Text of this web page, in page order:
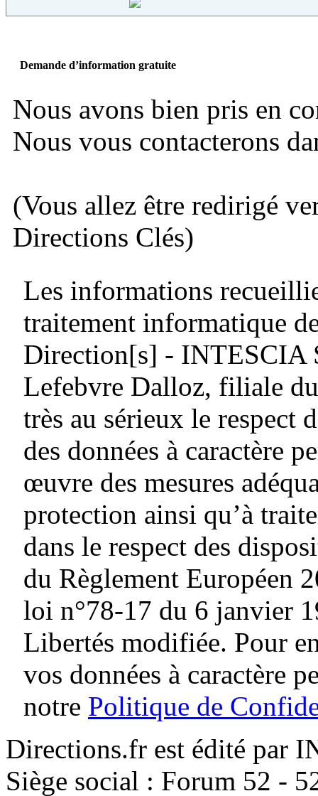
Demande d’information gratuite
Nous avons bien pris en
Nous vous contacterons
(Vous allez être redirigé
Directions Clés)
Les informations
traitement informatique
Direction[s] - INTESCIA
Lefebvre Dalloz, filiale
très au sérieux le respect
des données à caractère
œuvre des mesures
protection ainsi qu’à
dans le respect des
du Règlement Européen
loi n°78-17 du 6 janvier
Libertés modifiée. Pour
vos données à caractère
notre Politique de
Directions.fr est édité par
Siège social : Forum 52 -